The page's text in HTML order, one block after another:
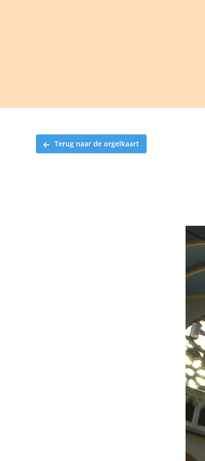
Terug naar de orgelkaart